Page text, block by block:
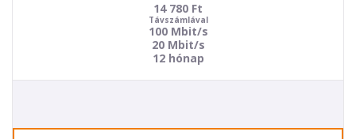
14 780 Ft
Távszámlával
100 Mbit/s
20 Mbit/s
12 hónap